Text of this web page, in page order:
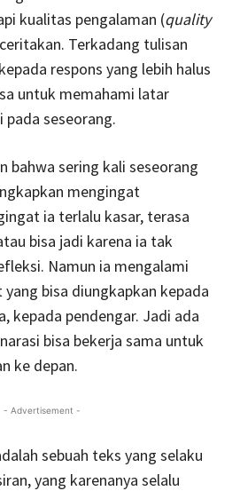
kualitas pengalaman (quality
Terkadang tulisan
respons yang lebih halus
untuk memahami latar
seseorang.
bahwa sering kali seseorang
mengingat
ia terlalu kasar, terasa
bisa jadi karena ia tak
Namun ia mengalami
bisa diungkapkan kepada
kepada pendengar. Jadi ada
bisa bekerja sama untuk
ke depan.
- Advertisement -
sebuah teks yang selaku
yang karenanya selalu